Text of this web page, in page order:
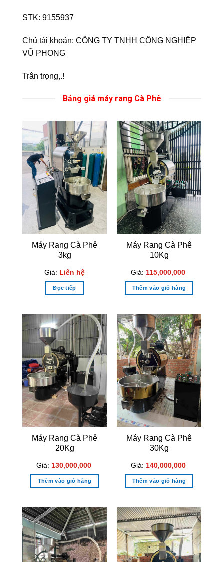
STK: 9155937
Chủ tài khoản: CÔNG TY TNHH CÔNG NGHIỆP
VŨ PHONG
Trân trọng,.!
Bảng giá máy rang Cà Phê
Máy Rang Cà Phê
3kg
Giá: Liên hệ
Đọc tiếp
Máy Rang Cà Phê
10Kg
Giá: 115,000,000
Thêm vào giỏ hàng
Máy Rang Cà Phê
20Kg
Giá: 130,000,000
Thêm vào giỏ hàng
Máy Rang Cà Phê
30Kg
Giá: 140,000,000
Thêm vào giỏ hàng